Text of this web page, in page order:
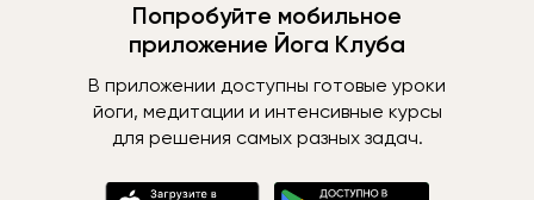
Попробуйте мобильное
приложение Йога Клуба
В приложении доступны готовые уроки
йоги, медитации и интенсивные курсы
для решения самых разных задач.